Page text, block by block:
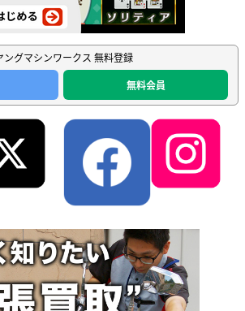
ヤングマシンワークス 無料登録
無料会員